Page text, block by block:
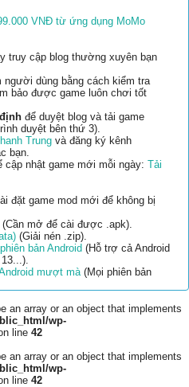
VNĐ từ ứng dụng MoMo
truy cập blog thường xuyên bạn
người dùng bằng cách kiểm tra
bảo được game luôn chơi tốt
để duyệt blog và tải game
duyệt bên thứ 3).
Trung và đăng ký kênh
bạn.
cập nhật game mới mỗi ngày: Tải
đặt game mod mới để không bị
(Cần mở để cài được .apk).
(Giải nén .zip).
bản Android (Hỗ trợ cả Android
mượt mà(Mọi phiên bản
an array or an object that implements
wp-
line 42
an array or an object that implements
wp-
line 42